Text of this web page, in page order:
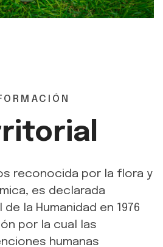
reconocida por la flora y
es declarada
la Humanidad en 1976
por la cual las
humanas